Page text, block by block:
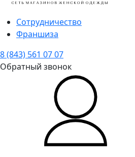
Сотрудничество
Франшиза
8 (843) 561 07 07
Обратный звонок